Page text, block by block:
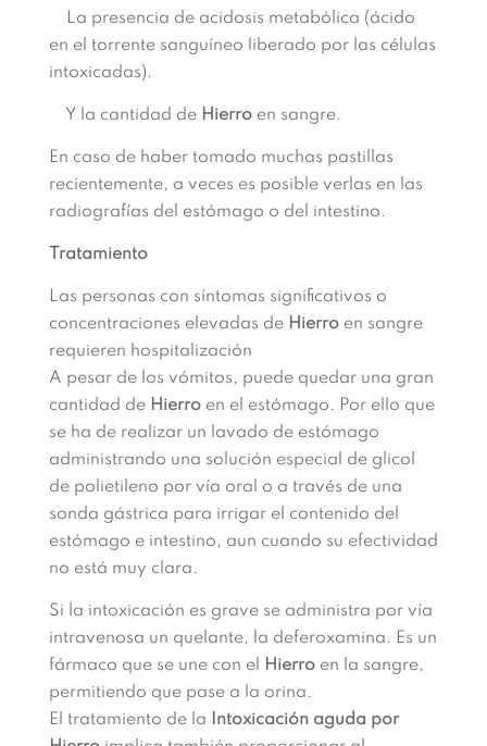
La presencia de acidosis metabólica (ácido
en el torrente sanguíneo liberado por las células
intoxicadas).
Y la cantidad de Hierroen sangre.
En caso de haber tomado muchas pastillas
recientemente, a veces es posible verlas en las
radiografías del estómago o del intestino.
Tratamiento
Las personas con síntomas significativos o
concentraciones elevadas de Hierroen sangre
requieren hospitalización
A pesar de los vómitos, puede quedar una gran
cantidad de Hierroen el estómago. Por ello que
se ha de realizar un lavado de estómago
administrando una solución especial de glicol
de polietileno por vía oral o a través de una
sonda gástrica para irrigar el contenido del
estómago e intestino, aun cuando su efectividad
no está muy clara.
Si la intoxicación es grave se administra por vía
intravenosa un quelante, la deferoxamina. Es un
fármaco que se une con el
Hierroen la sangre,
permitiendo que pase a la orina.
El tratamiento de la
Intoxicación aguda por